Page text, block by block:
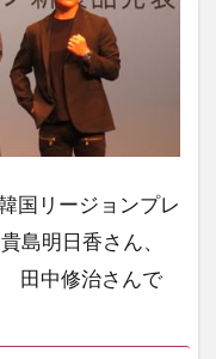
国リージョンプレ
明日香さん、
田中修治さんで